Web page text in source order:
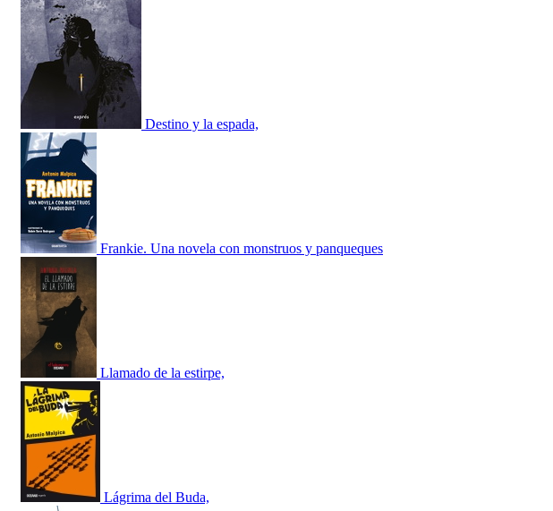
Destino y la espada,
Frankie. Una novela con monstruos y panqueques
Llamado de la estirpe,
Lágrima del Buda,